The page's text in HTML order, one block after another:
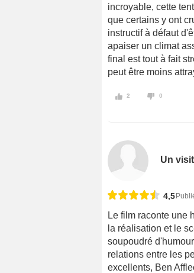
incroyable, cette
que certains y ont
instructif à défaut
apaiser un climat
final est tout à fait
peut être moins
2 0
Un
4,5
Le film raconte une
la réalisation et le
soupoudré
relations entre les
excellents, Ben